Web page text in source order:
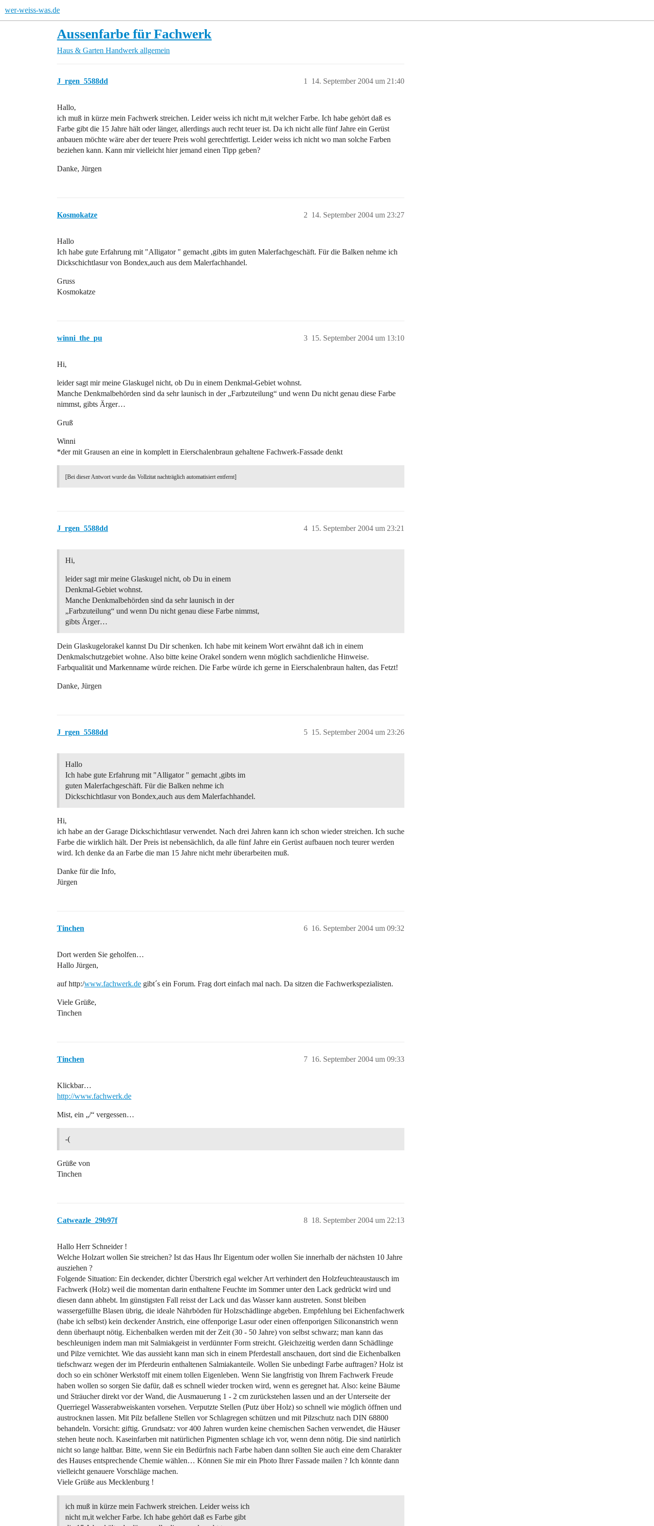
wer-weiss-was.de
Aussenfarbe für Fachwerk
Haus & Garten Handwerk allgemein
J_rgen_5588dd 14. September 2004 um 21:40
1
Hallo,
ich muß in kürze mein Fachwerk streichen. Leider weiss ich nicht m,it welcher Farbe. Ich habe gehört daß es
Farbe gibt die 15 Jahre hält oder länger, allerdings auch recht teuer ist. Da ich nicht alle fünf Jahre ein Gerüst
anbauen möchte wäre aber der teuere Preis wohl gerechtfertigt. Leider weiss ich nicht wo man solche Farben
beziehen kann. Kann mir vielleicht hier jemand einen Tipp geben?
Danke, Jürgen
Kosmokatze 14. September 2004 um 23:27
2
Hallo
Ich habe gute Erfahrung mit "Alligator " gemacht ,gibts im guten Malerfachgeschäft. Für die Balken nehme ich
Dickschichtlasur von Bondex,auch aus dem Malerfachhandel.
Gruss
Kosmokatze
winni_the_pu 15. September 2004 um 13:10
3
Hi,
leider sagt mir meine Glaskugel nicht, ob Du in einem Denkmal-Gebiet wohnst.
Manche Denkmalbehörden sind da sehr launisch in der „Farbzuteilung“ und wenn Du nicht genau diese Farbe
nimmst, gibts Ärger…
Gruß
Winni
*der mit Grausen an eine in komplett in Eierschalenbraun gehaltene Fachwerk-Fassade denkt
[Bei dieser Antwort wurde das Vollzitat nachträglich automatisiert entfernt]
J_rgen_5588dd 15. September 2004 um 23:21
4
Hi,
leider sagt mir meine Glaskugel nicht, ob Du in einem
Denkmal-Gebiet wohnst.
Manche Denkmalbehörden sind da sehr launisch in der
„Farbzuteilung“ und wenn Du nicht genau diese Farbe nimmst,
gibts Ärger…
Dein Glaskugelorakel kannst Du Dir schenken. Ich habe mit keinem Wort erwähnt daß ich in einem
Denkmalschutzgebiet wohne. Also bitte keine Orakel sondern wenn möglich sachdienliche Hinweise.
Farbqualität und Markenname würde reichen. Die Farbe würde ich gerne in Eierschalenbraun halten, das Fetzt!
Danke, Jürgen
J_rgen_5588dd 15. September 2004 um 23:26
5
Hallo
Ich habe gute Erfahrung mit "Alligator " gemacht ,gibts im
guten Malerfachgeschäft. Für die Balken nehme ich
Dickschichtlasur von Bondex,auch aus dem Malerfachhandel.
Hi,
ich habe an der Garage Dickschichtlasur verwendet. Nach drei Jahren kann ich schon wieder streichen. Ich suche
Farbe die wirklich hält. Der Preis ist nebensächlich, da alle fünf Jahre ein Gerüst aufbauen noch teurer werden
wird. Ich denke da an Farbe die man 15 Jahre nicht mehr überarbeiten muß.
Danke für die Info,
Jürgen
Tinchen 16. September 2004 um 09:32
6
Dort werden Sie geholfen…
Hallo Jürgen,
auf http:/www.fachwerk.de gibt´s ein Forum. Frag dort einfach mal nach. Da sitzen die Fachwerkspezialisten.
Viele Grüße,
Tinchen
Tinchen 16. September 2004 um 09:33
7
Klickbar…
http://www.fachwerk.de
Mist, ein „/“ vergessen…
-(
Grüße von
Tinchen
Catweazle_29b97f 18. September 2004 um 22:13
8
Hallo Herr Schneider !
Welche Holzart wollen Sie streichen? Ist das Haus Ihr Eigentum oder wollen Sie innerhalb der nächsten 10 Jahre
ausziehen ?
Folgende Situation: Ein deckender, dichter Überstrich egal welcher Art verhindert den Holzfeuchteaustausch im
Fachwerk (Holz) weil die momentan darin enthaltene Feuchte im Sommer unter den Lack gedrückt wird und
diesen dann abhebt. Im günstigsten Fall reisst der Lack und das Wasser kann austreten. Sonst bleiben
wassergefüllte Blasen übrig, die ideale Nährböden für Holzschädlinge abgeben. Empfehlung bei Eichenfachwerk
(habe ich selbst) kein deckender Anstrich, eine offenporige Lasur oder einen offenporigen Siliconanstrich wenn
denn überhaupt nötig. Eichenbalken werden mit der Zeit (30 - 50 Jahre) von selbst schwarz; man kann das
beschleunigen indem man mit Salmiakgeist in verdünnter Form streicht. Gleichzeitig werden dann Schädlinge
und Pilze vernichtet. Wie das aussieht kann man sich in einem Pferdestall anschauen, dort sind die Eichenbalken
tiefschwarz wegen der im Pferdeurin enthaltenen Salmiakanteile. Wollen Sie unbedingt Farbe auftragen? Holz ist
doch so ein schöner Werkstoff mit einem tollen Eigenleben. Wenn Sie langfristig von Ihrem Fachwerk Freude
haben wollen so sorgen Sie dafür, daß es schnell wieder trocken wird, wenn es geregnet hat. Also: keine Bäume
und Sträucher direkt vor der Wand, die Ausmauerung 1 - 2 cm zurückstehen lassen und an der Unterseite der
Querriegel Wasserabweiskanten vorsehen. Verputzte Stellen (Putz über Holz) so schnell wie möglich öffnen und
austrocknen lassen. Mit Pilz befallene Stellen vor Schlagregen schützen und mit Pilzschutz nach DIN 68800
behandeln. Vorsicht: giftig. Grundsatz: vor 400 Jahren wurden keine chemischen Sachen verwendet, die Häuser
stehen heute noch. Kaseinfarben mit natürlichen Pigmenten schlage ich vor, wenn denn nötig. Die sind natürlich
nicht so lange haltbar. Bitte, wenn Sie ein Bedürfnis nach Farbe haben dann sollten Sie auch eine dem Charakter
des Hauses entsprechende Chemie wählen… Können Sie mir ein Photo Ihrer Fassade mailen ? Ich könnte dann
vielleicht genauere Vorschläge machen.
Viele Grüße aus Mecklenburg !
ich muß in kürze mein Fachwerk streichen. Leider weiss ich
nicht m,it welcher Farbe. Ich habe gehört daß es Farbe gibt